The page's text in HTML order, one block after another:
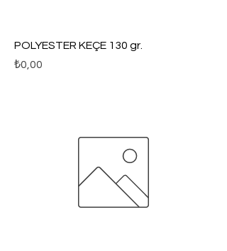
POLYESTER KEÇE 130 gr.
Fiyat
₺0,00